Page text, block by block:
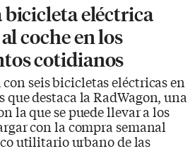
bicicleta eléctrica
coche en los
cotidianos
seis bicicletas eléctricas en
que destaca la RadWagon, una
la que se puede llevar a los
con la compra semanal
utilitario urbano de las